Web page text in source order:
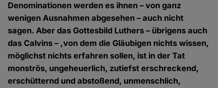
Denominationen werden es ihnen – von ganz
wenigen Ausnahmen abgesehen – auch nicht
sagen. Aber das Gottesbild Luthers – übrigens auch
das Calvins – ,von dem die Gläubigen nichts wissen,
möglichst nichts erfahren sollen, ist in der Tat
monströs, ungeheuerlich, zutiefst erschreckend,
erschütternd und abstoßend, unmenschlich,